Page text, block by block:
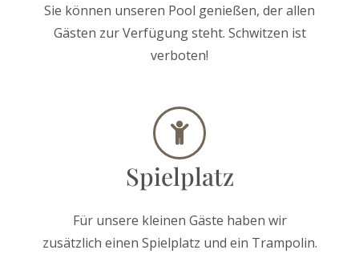
Sie können unseren Pool genießen, der allen
Gästen zur Verfügung steht. Schwitzen ist
verboten!
Spielplatz
Für unsere kleinen Gäste haben wir
zusätzlich einen Spielplatz und ein Trampolin.